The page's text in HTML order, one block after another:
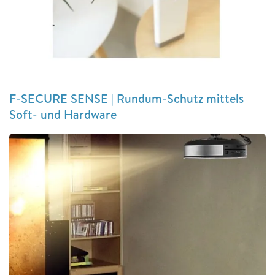
F-SECURE SENSE | Rundum-Schutz mittels
Soft- und Hardware